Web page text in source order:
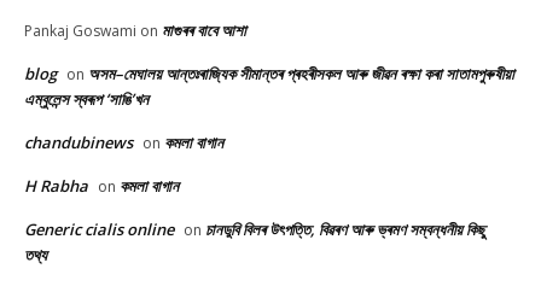
Pankaj Goswami on মাগুৰৰ বাবে আশা
blog on অসম–মেঘালয় আন্তঃৰাজ্যিক সীমান্তৰ প্ৰহৰীসকল আৰু জীৱন ৰক্ষা কৰা সাতামপুৰুষীয়া
এম্বুলেন্স স্বৰূপ ‘সাঙি’খন
chandubinews on কমলা বাগান
H Rabha on কমলা বাগান
Generic cialis online on চানডুবি বিলৰ উৎপত্তি, বিৱৰণ আৰু ভ্ৰমণ সম্বন্ধনীয় কিছু
তথ্য